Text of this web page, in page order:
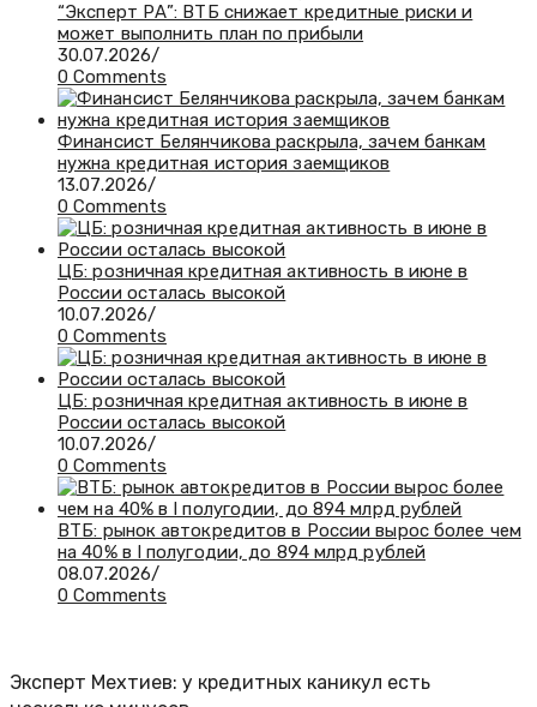
“Эксперт РА”: ВТБ снижает кредитные риски и
может выполнить план по прибыли
30.07.2026/
0 Comments
Финансист Белянчикова раскрыла, зачем банкам
нужна кредитная история заемщиков
13.07.2026/
0 Comments
ЦБ: розничная кредитная активность в июне в
России осталась высокой
10.07.2026/
0 Comments
ЦБ: розничная кредитная активность в июне в
России осталась высокой
10.07.2026/
0 Comments
ВТБ: рынок автокредитов в России вырос более чем
на 40% в I полугодии, до 894 млрд рублей
08.07.2026/
0 Comments
Эксперт Мехтиев: у кредитных каникул есть